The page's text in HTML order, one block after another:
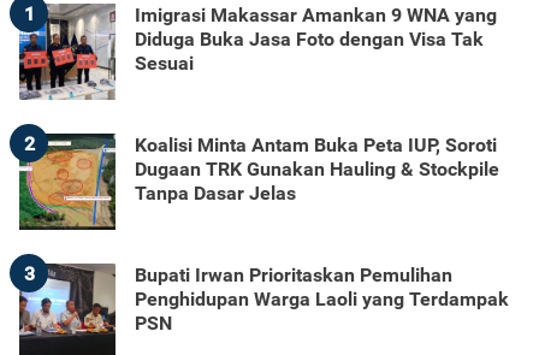
1
Imigrasi Makassar Amankan 9 WNA yang
Diduga Buka Jasa Foto dengan Visa Tak
Sesuai
2
Koalisi Minta Antam Buka Peta IUP, Soroti
Dugaan TRK Gunakan Hauling & Stockpile
Tanpa Dasar Jelas
3
Bupati Irwan Prioritaskan Pemulihan
Penghidupan Warga Laoli yang Terdampak
PSN